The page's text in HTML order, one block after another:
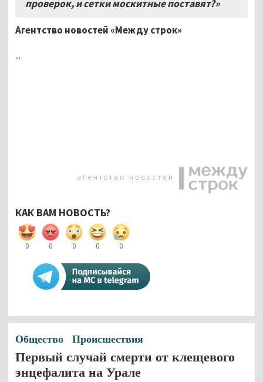
проверок, и сетки москитные поставят?»
Агентство новостей «Между строк»
...
КАК ВАМ НОВОСТЬ?
0 0 0 0 0
Общество Происшествия
Первый случай смерти от клещевого
энцефалита на Урале